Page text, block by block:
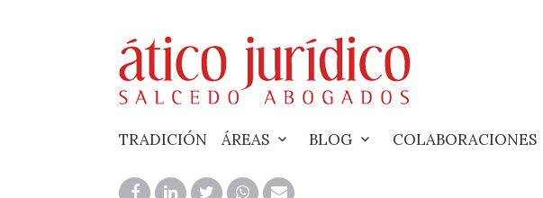
TRADICIÓN ÁREAS BLOG COLABORACIONES